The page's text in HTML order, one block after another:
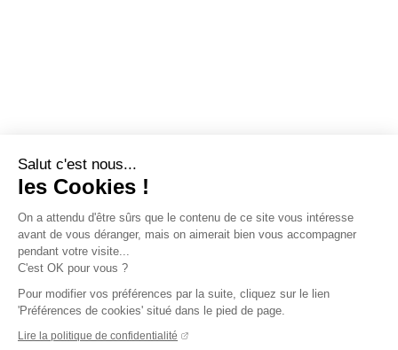
Salut c'est nous...
les Cookies !
On a attendu d'être sûrs que le contenu de ce site vous intéresse
avant de vous déranger, mais on aimerait bien vous accompagner
pendant votre visite...
C'est OK pour vous ?
Pour modifier vos préférences par la suite, cliquez sur le lien
'Préférences de cookies' situé dans le pied de page.
Lire la politique de confidentialité